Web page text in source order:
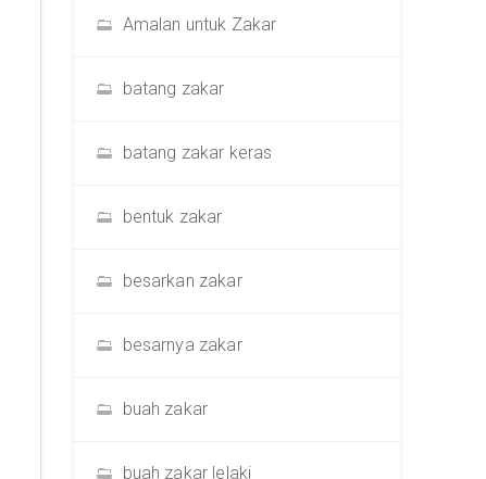
Amalan untuk Zakar
batang zakar
batang zakar keras
bentuk zakar
besarkan zakar
besarnya zakar
buah zakar
buah zakar lelaki